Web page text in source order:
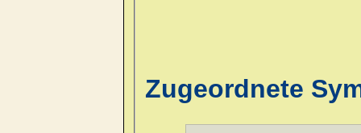
Zugeordnete